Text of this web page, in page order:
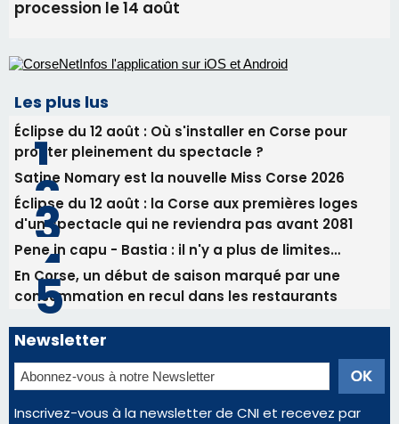
Satine Nomary est la nouvelle Miss Corse 2026
d'un spectacle qui ne reviendra pas avant 2081
En Corse, un début de saison marqué par une
consommation en recul dans les restaurants
Newsletter
Inscrivez-vous à la newsletter de CNI et recevez par
email les infos les plus importantes et une sélection de
nos meilleurs articles
Régie publicitaire